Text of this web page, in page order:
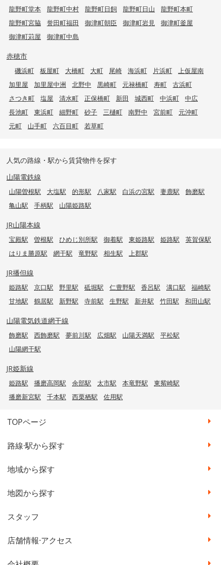
龍野町堂本
龍野町中村 龍野町日飼 龍野町日山
龍野町本町
龍野町宮脇
誉田町福田 御津町朝臣 御津町岩見
御津町釜屋
御津町苅屋
御津町中島
赤穂市
磯浜町 板屋町 大橋町 大町 尾崎 海浜町 片浜町
上仮屋南
加里屋
加里屋中洲 北野中 黒崎町 元禄橋町 寿町
古浜町
さつき町
塩屋 清水町 正保橋町 新田 城西町 中浜町
中広
長池町
東浜町 細野町 砂子 三樋町 南野中 宮前町
元沖町
元町
山手町 六百目町 若草町
人気の路線・駅から賃貸物件を探す
山陽電鉄線
山陽曽根駅 大塩駅 的形駅 八家駅 白浜の宮駅 妻鹿駅
飾磨駅
亀山駅
手柄駅 山陽姫路駅
JR山陽本線
宝殿駅 曽根駅 ひめじ別所駅 御着駅 東姫路駅 姫路駅
英賀保駅
はりま勝原駅
網干駅 竜野駅 相生駅 上郡駅
JR播但線
姫路駅 京口駅 野里駅 砥堀駅 仁豊野駅 香呂駅 溝口駅
福崎駅
甘地駅
鶴居駅 新野駅 寺前駅 生野駅 新井駅 竹田駅 和田山駅
山陽電気鉄道網干線
飾磨駅 西飾磨駅 夢前川駅 広畑駅 山陽天満駅
平松駅
山陽網干駅
JR姫新線
姫路駅 播磨高岡駅 余部駅 太市駅 本竜野駅
東觜崎駅
播磨新宮駅
千本駅 西栗栖駅 佐用駅
TOPページ
路線·駅から探す
地域から探す
地図から探す
スタッフ
店舗情報·アクセス